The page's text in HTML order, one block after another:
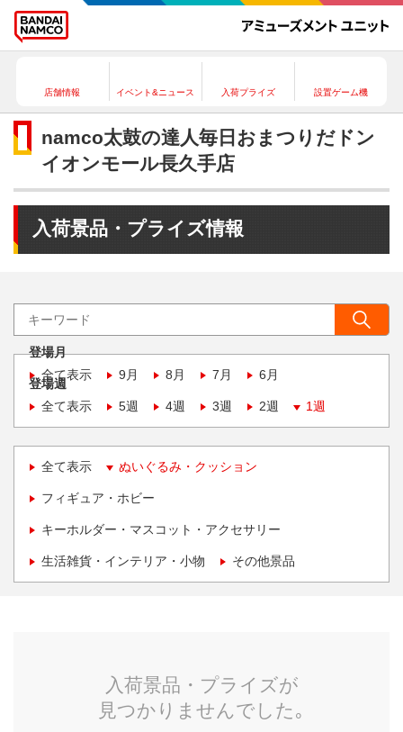
店舗情報 イベント&ニュース 入荷プライズ 設置ゲーム機
namco太鼓の達人毎日おまつりだドン
イオンモール長久手店
入荷景品・プライズ情報
登場月
全て表示
9月 8月 7月 6月
登場週
全て表示
5週 4週 3週 2週 1週
全て表示 ぬいぐるみ・クッション
フィギュア・ホビー
キーホルダー・マスコット・アクセサリー
生活雑貨・インテリア・小物 その他景品